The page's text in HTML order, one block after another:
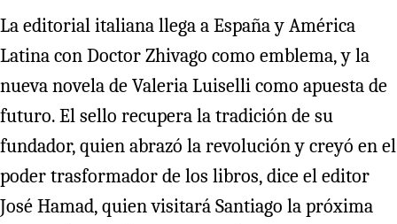
La editorial italiana llega a España y América
Latina con Doctor Zhivago como emblema, y la
nueva novela de Valeria Luiselli como apuesta de
futuro. El sello recupera la tradición de su
fundador, quien abrazó la revolución y creyó en el
poder trasformador de los libros, dice el editor
José Hamad, quien visitará Santiago la próxima